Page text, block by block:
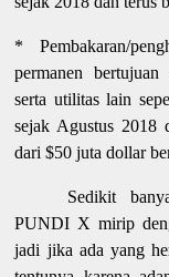
* Pembakaran/
permanen
serta utilitas lain
sejak Agustus 2018
dari $50 juta dollar
Sedikit
PUNDI X mirip
jadi jika ada yang